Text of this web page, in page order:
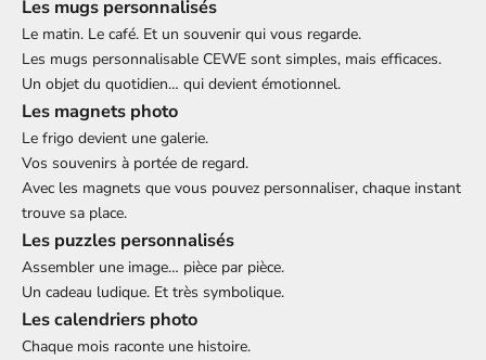
Les mugs personnalisés
Le matin. Le café. Et un souvenir qui vous regarde.
Les mugs personnalisable CEWE sont simples, mais efficaces.
Un objet du quotidien… qui devient émotionnel.
Les magnets photo
Le frigo devient une galerie.
Vos souvenirs à portée de regard.
Avec les magnets que vous pouvez personnaliser, chaque instant
trouve sa place.
Les puzzles personnalisés
Assembler une image… pièce par pièce.
Un cadeau ludique. Et très symbolique.
Les calendriers photo
Chaque mois raconte une histoire.